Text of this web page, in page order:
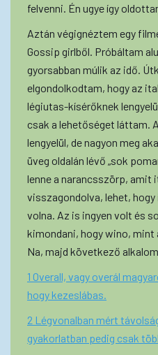
felvenni. Én ugye így
Aztán végignéztem egy
Gossip girlből. Próbáltam
gyorsabban múlik az idő.
elgondolkodtam, hogy az
légiutas-kísérőknek
csak a lehetőséget láttam.
lengyelül, de nagyon meg
üveg oldalán lévő „sok
lenne a narancsszörp, amit
visszagondolva, lehet,
volna. Az is ingyen volt és
kimondani, hogy wino, mint
Na, majd következő
1 Overall, vagy overál
hogy kezeslábas.
2 Légvonalban mért
gyakorlatban pedig csak